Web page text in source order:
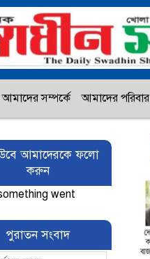
আমাদের সম্পর্কে আমাদের পরিবার
আমাদেরকে ফলো
করুন
went
পুরাতন সংবাদ